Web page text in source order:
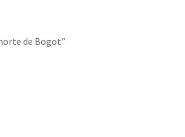
de Bogot”